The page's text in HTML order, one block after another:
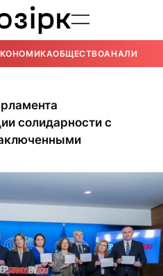
ОБЩЕСТВОАНАЛИТИКА
солидарности с